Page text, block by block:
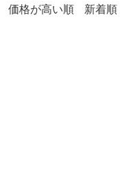
価格が高い順 新着順